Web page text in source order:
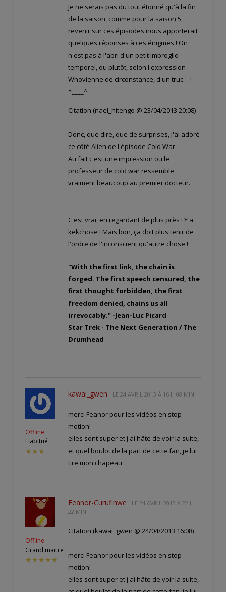
Je ne serais pas du tout étonné qu'à la fin
de la saison, comme pour la saison 5,
revenir sur ces épisodes nous apporterait
quelques réponses à ces énigmes ! On
n'est pas à l'abri d'un petit imbroglio
temporel, ou plutôt, selon l'expression
Whovienne de circonstance, d'un truc… !
^____^
Citation (nael_hitengo @ 23/04/2013 20:08)
Donc, que dire, que de surprises, j'ai adoré
ce côté Alien de l'épisode Cold War.
Au fait c'est une impression ou le
professeur de cold war ressemble
vraiment beaucoup au premier docteur.
C'est vrai, en regardant de plus près ! Y a
kekchose ! Mais bon, ça doit plus tenir de
l'ordre de l'inconscient qu'autre chose !
"With the first link, the chain is
forged. The first speech censured, the
first thought forbidden, the first
freedom denied, chains us all
irrevocably." -Jean-Luc Picard
Star Trek - The Next Generation / The
Drumhead
Offline
Habitué
★★★
kawai_gwen LE 24 AVRIL 2013 À 16 H 08 MIN
merci Feanor pour les vidéos en stop
motion!
elles sont super et j'ai hâte de voir la suite,
et quel boulot de la part de cette fan, je lui
tire mon chapeau
Offline
Grand maitre
★★★★★
Feanor-Curufinwe LE 24 AVRIL 2013 À 22 H
22 MIN
Citation (kawai_gwen @ 24/04/2013 16:08)
merci Feanor pour les vidéos en stop
motion!
elles sont super et j'ai hâte de voir la suite,